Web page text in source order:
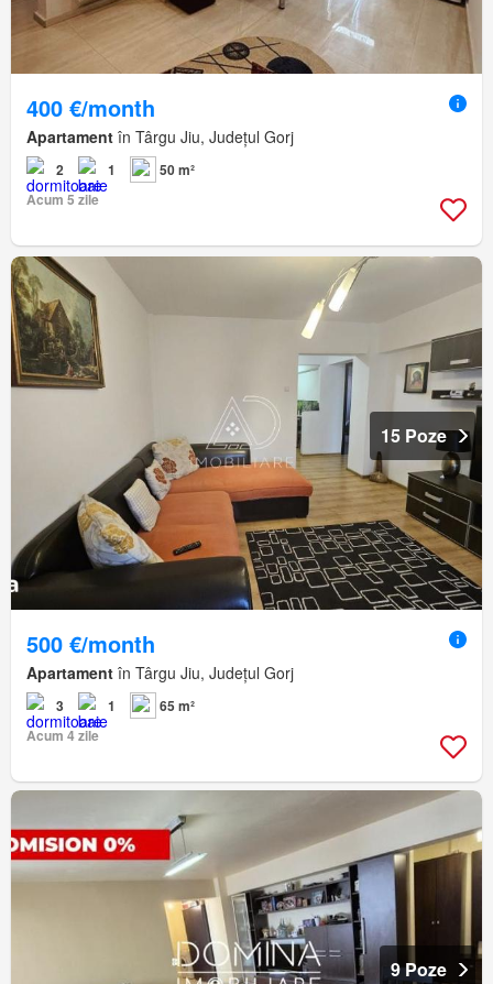
400 €/month
Apartament în Târgu Jiu, Județul Gorj
2 1
50 m²
Acum 5 zile
15 Poze
500 €/month
Apartament în Târgu Jiu, Județul Gorj
3 1
65 m²
Acum 4 zile
9 Poze